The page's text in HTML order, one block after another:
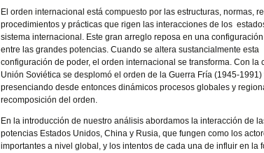
El orden internacional está compuesto por las estructuras, normas,
procedimientos y prácticas que rigen las interacciones de los
sistema internacional. Este gran arreglo reposa en una
entre las grandes potencias. Cuando se altera sustancialmente esta
configuración de poder, el orden internacional se transforma. Con la
Unión Soviética se desplomó el orden de la Guerra Fría (1945-1991)
presenciando desde entonces dinámicos procesos globales y
recomposición del orden.
En la introducción de nuestro análisis abordamos la interacción de
potencias Estados Unidos, China y Rusia, que fungen como los
importantes a nivel global, y los intentos de cada una de influir en la